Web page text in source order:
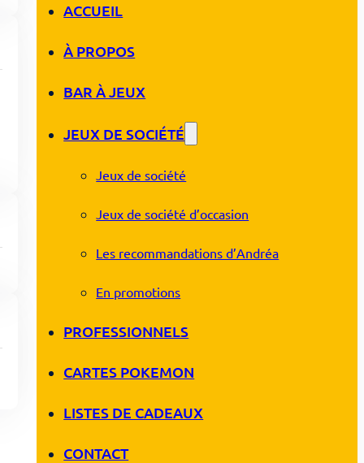
ACCUEIL
À PROPOS
BAR À JEUX
JEUX DE SOCIÉTÉ
Jeux de société
Jeux de société d’occasion
Les recommandations d’Andréa
En promotions
PROFESSIONNELS
CARTES POKEMON
LISTES DE CADEAUX
CONTACT